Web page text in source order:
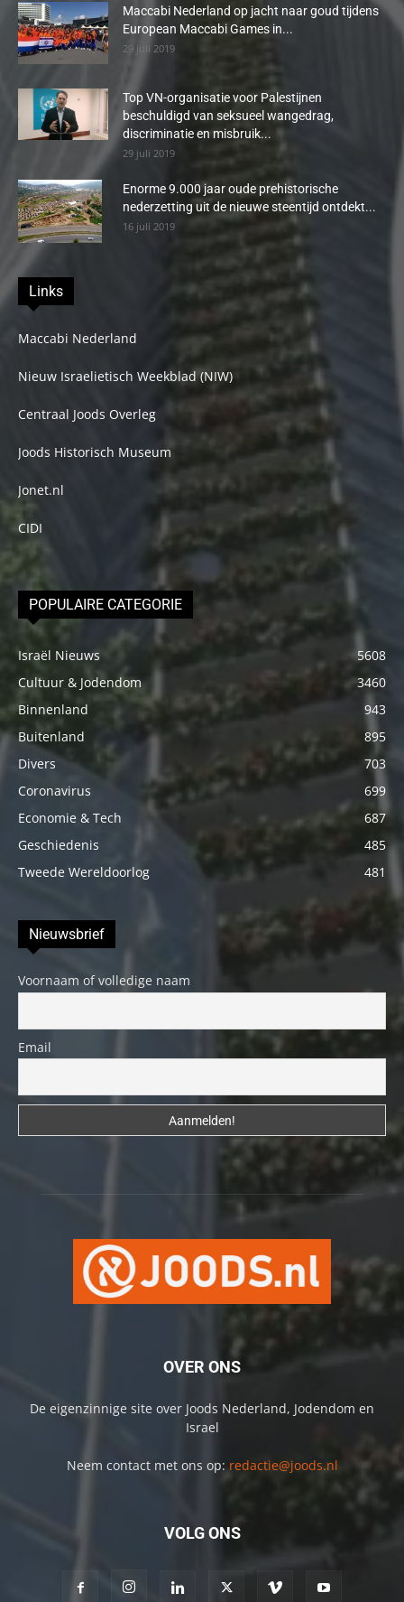
Maccabi Nederland op jacht naar goud tijdens
European Maccabi Games in...
29 juli 2019
Top VN-organisatie voor Palestijnen
beschuldigd van seksueel wangedrag,
discriminatie en misbruik...
29 juli 2019
Enorme 9.000 jaar oude prehistorische
nederzetting uit de nieuwe steentijd ontdekt...
16 juli 2019
Links
Maccabi Nederland
Nieuw Israelietisch Weekblad (NIW)
Centraal Joods Overleg
Joods Historisch Museum
Jonet.nl
CIDI
POPULAIRE CATEGORIE
Israël Nieuws
5608
Cultuur & Jodendom
3460
Binnenland
943
Buitenland
895
Divers
703
Coronavirus
699
Economie & Tech
687
Geschiedenis
485
Tweede Wereldoorlog
481
Nieuwsbrief
Voornaam of volledige naam
Email
OVER ONS
De eigenzinnige site over Joods Nederland, Jodendom en
Israel
Neem contact met ons op: redactie@joods.nl
VOLG ONS